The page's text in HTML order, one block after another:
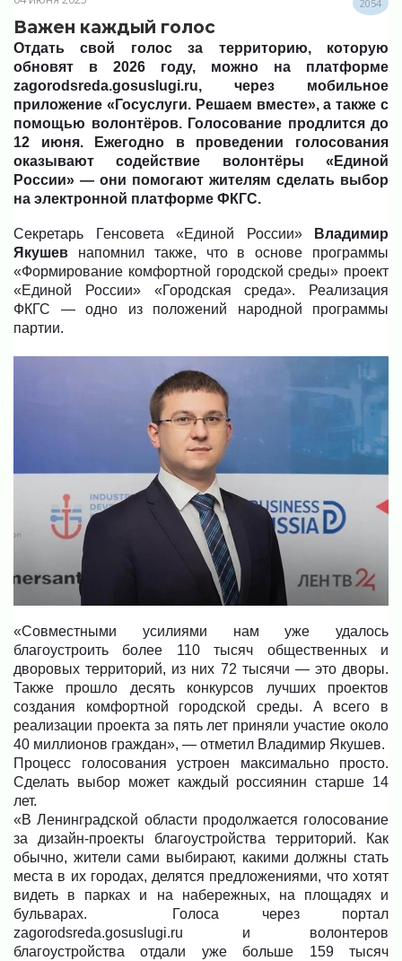
2054
Важен каждый голос
Отдать свой голос за территорию, которую
обновят в 2026 году, можно на платформе
zagorodsreda.gosuslugi.ru, через мобильное
приложение «Госуслуги. Решаем вместе», а также с
помощью волонтёров. Голосование продлится до
12 июня. Ежегодно в проведении голосования
оказывают содействие волонтёры «Единой
России» — они помогают жителям сделать выбор
на электронной платформе ФКГС.
Секретарь Генсовета «Единой России»
Владимир
Якушев напомнил также, что в основе программы
«Формирование комфортной городской среды» проект
«Единой России» «Городская среда». Реализация
ФКГС — одно из положений народной программы
партии.
«Совместными усилиями нам уже удалось
благоустроить более 110 тысяч общественных и
дворовых территорий, из них 72 тысячи — это дворы.
Также прошло десять конкурсов лучших проектов
создания комфортной городской среды. А всего в
реализации проекта за пять лет приняли участие около
40 миллионов граждан», — отметил Владимир Якушев.
Процесс голосования устроен максимально просто.
Сделать выбор может каждый россиянин старше 14
лет.
«В Ленинградской области продолжается голосование
за дизайн-проекты благоустройства территорий. Как
обычно, жители сами выбирают, какими должны стать
места в их городах, делятся предложениями, что хотят
видеть в парках и на набережных, на площадях и
бульварах. Голоса через портал
zagorodsreda.gosuslugi.ru и волонтеров
благоустройства отдали уже больше 159 тысяч